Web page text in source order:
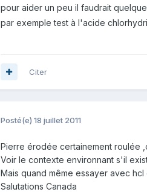
pour aider un peu il faudrait
par exemple test à l'acide
Citer
Posté(e) 18 juillet 2011
Pierre érodée certainement roulée
Voir le contexte environnant s'il
Mais quand même essayer avec
Salutations Canada